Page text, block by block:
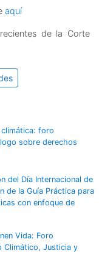
aquí
de la Corte
foro
sobre derechos
del Día Internacional de
de la Guía Práctica para
con enfoque de
Vida: Foro
Climático, Justicia y